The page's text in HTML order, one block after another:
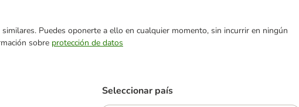
Puedes oponerte a ello en cualquier momento, sin incurrir en ningún
sobre protección de datos
Seleccionar país